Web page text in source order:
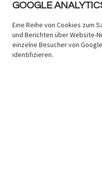
Kreative
GOOGLE
Eine Reihe von Cookies zum
und Berichten über Website-
einzelne Besucher von
identifizieren.